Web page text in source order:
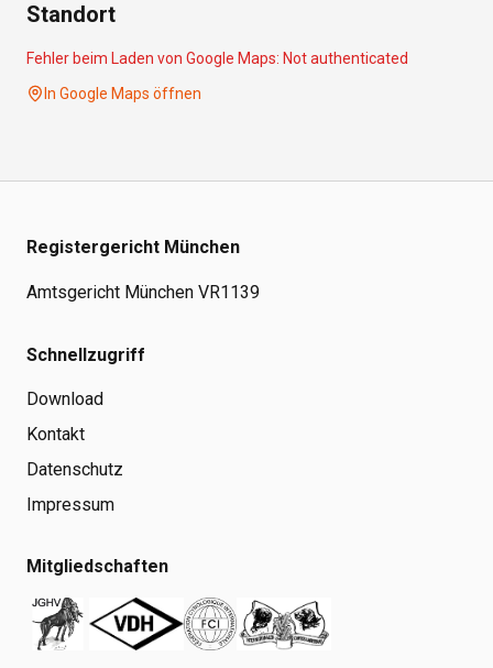
Standort
Fehler beim Laden von Google Maps: Not authenticated
In Google Maps öffnen
Registergericht München
Amtsgericht München VR1139
Schnellzugriff
Download
Kontakt
Datenschutz
Impressum
Mitgliedschaften